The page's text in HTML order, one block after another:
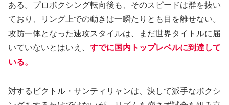
ある。プロボクシング転向後も、そのスピードは群を抜い
ており、リング上での動きは一瞬たりとも目を離せない。
攻防一体となった速攻スタイルは、まだ世界タイトルに届
いていないとはいえ、 すでに国内トップレベルに到達して
いる。
対するビクトル・サンティリャンは、決して派手なボクシ